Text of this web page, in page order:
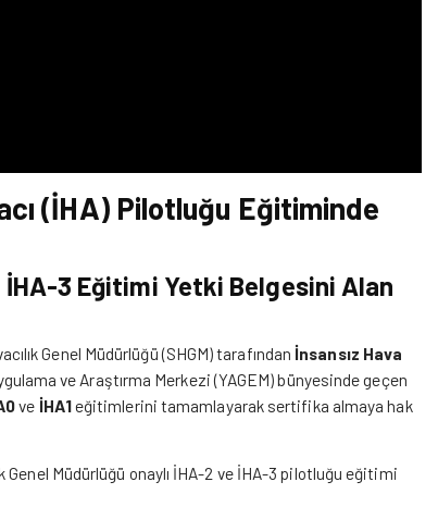
(İHA) Pilotluğu Eğitiminde
İHA-3 Eğitimi Yetki Belgesini Alan
Genel Müdürlüğü (SHGM) tarafından İnsansız Hava
ve Araştırma Merkezi (YAGEM) bünyesinde geçen
ve İHA1eğitimlerini tamamlayarak sertifika almaya hak
Müdürlüğü onaylı İHA-2 ve İHA-3 pilotluğu eğitimi